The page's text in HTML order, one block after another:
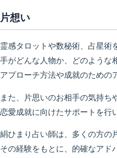
片想い
霊感タロットや数秘術、占星術
手がどんな人物か、どのような
アプローチ方法や成就のための
また、片思いのお相手の気持ち
恋愛成就に向けたサポートを行
絹ひまり占い師は、多くの方の
その経験をもとに、的確なアド